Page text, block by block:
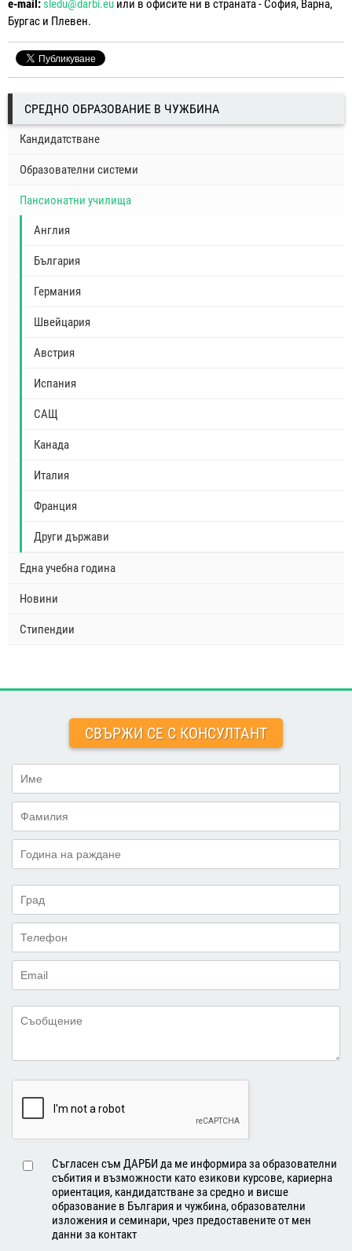
e-mail: sledu@darbi.eu или в офисите ни в страната - София, Варна,
Бургас и Плевен.
СРЕДНО ОБРАЗОВАНИЕ В ЧУЖБИНА
Кандидатстване
Образователни системи
Пансионатни училища
Англия
България
Германия
Швейцария
Австрия
Испания
САЩ
Канада
Италия
Франция
Други държави
Една учебна година
Новини
Стипендии
СВЪРЖИ СЕ С КОНСУЛТАНТ
Съгласен съм ДАРБИ да ме информира за образователни
събития и възможности като езикови курсове, кариерна
ориентация, кандидатстване за средно и висше
образование в България и чужбина, образователни
изложения и семинари, чрез предоставените от мен
данни за контакт